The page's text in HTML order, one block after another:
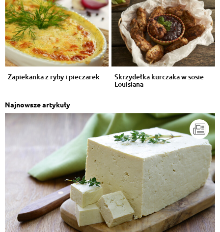
Zapiekanka z ryby i pieczarek Skrzydełka kurczaka w sosie
Louisiana
Najnowsze artykuły